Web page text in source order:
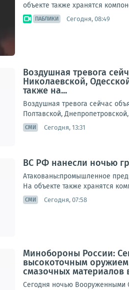
объекте также хранятся
ПАБЛИКИ Сегодня, 08:49
Воздушная тревога
Николаевской,
также на...
Воздушная тревога сейчас
Полтавской,
СМИ Сегодня, 13:31
ВС РФ нанесли ночью
Атакованы:промышленное
На объекте также хранятся
СМИ Сегодня, 07:58
Минобороны России:
высокоточным
смазочных материалов
Сегодня ночью Вооруженными